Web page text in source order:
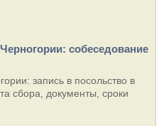
собеседование
запись в посольство в
сбора, документы, сроки